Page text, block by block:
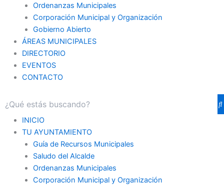
Ordenanzas Municipales
Corporación Municipal y Organización
Gobierno Abierto
ÁREAS MUNICIPALES
DIRECTORIO
EVENTOS
CONTACTO
INICIO
TU AYUNTAMIENTO
Guía de Recursos Municipales
Saludo del Alcalde
Ordenanzas Municipales
Corporación Municipal y Organización